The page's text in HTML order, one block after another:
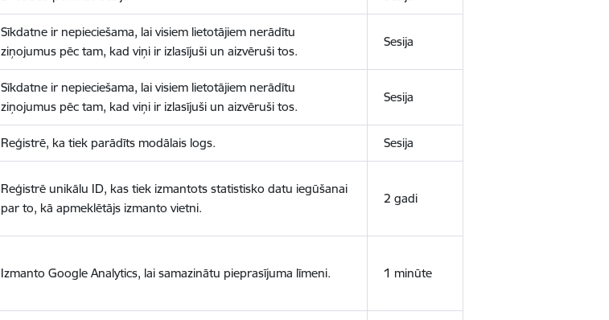
Sīkdatne ir nepieciešama, lai visiem lietotājiem nerādītu
ziņojumus pēc tam, kad viņi ir izlasījuši un aizvēruši tos.
Sesija
Sīkdatne ir nepieciešama, lai visiem lietotājiem nerādītu
ziņojumus pēc tam, kad viņi ir izlasījuši un aizvēruši tos.
Sesija
Reģistrē, ka tiek parādīts modālais logs. Sesija
Reģistrē unikālu ID, kas tiek izmantots statistisko datu iegūšanai
par to, kā apmeklētājs izmanto vietni.
2 gadi
Izmanto Google Analytics, lai samazinātu pieprasījuma līmeni. 1 minūte